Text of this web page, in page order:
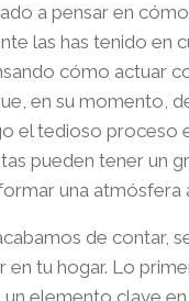
a pensar en
las has tenido en
cómo actuar
en su momento,
el tedioso proceso
pueden tener un
una
de contar,
en tu hogar. Lo